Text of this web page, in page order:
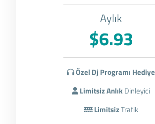
Aylık
$6.93
Özel Dj Programı Hediye
Limitsiz AnlıkDinleyici
LimitsizTrafik